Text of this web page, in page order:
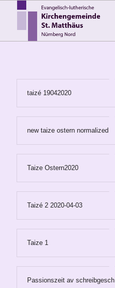
taizé 19042020
new taize ostern normalized
Taize Ostern2020
Taizé 2 2020-04-03
Taize 1
Passionszeit av schreibgesch